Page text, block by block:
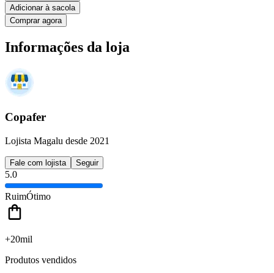
Adicionar à sacola
Comprar agora
Informações da loja
Copafer
Lojista Magalu desde 2021
Fale com lojista Seguir
5.0
RuimÓtimo
+20mil
Produtos vendidos